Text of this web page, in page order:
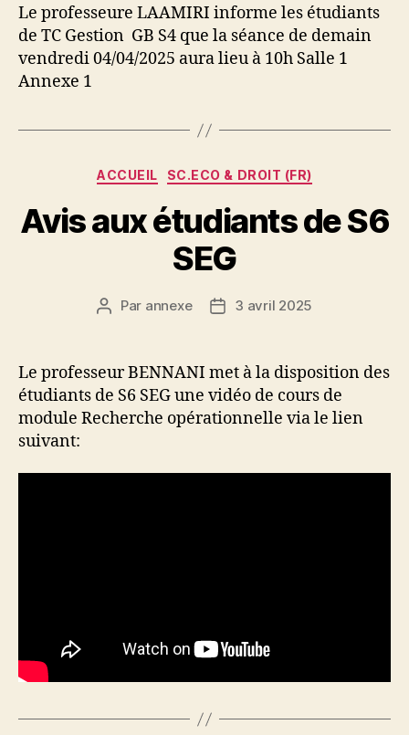
Le professeure LAAMIRI informe les étudiants
de TC Gestion GB S4 que la séance de demain
vendredi 04/04/2025 aura lieu à 10h Salle 1
Annexe 1
Catégories
ACCUEIL SC.ECO & DROIT (FR)
Avis aux étudiants de S6
SEG
Auteur
Par annexe
Date3 avril 2025
Le professeur BENNANI met à la disposition des
étudiants de S6 SEG une vidéo de cours de
module Recherche opérationnelle via le lien
suivant: